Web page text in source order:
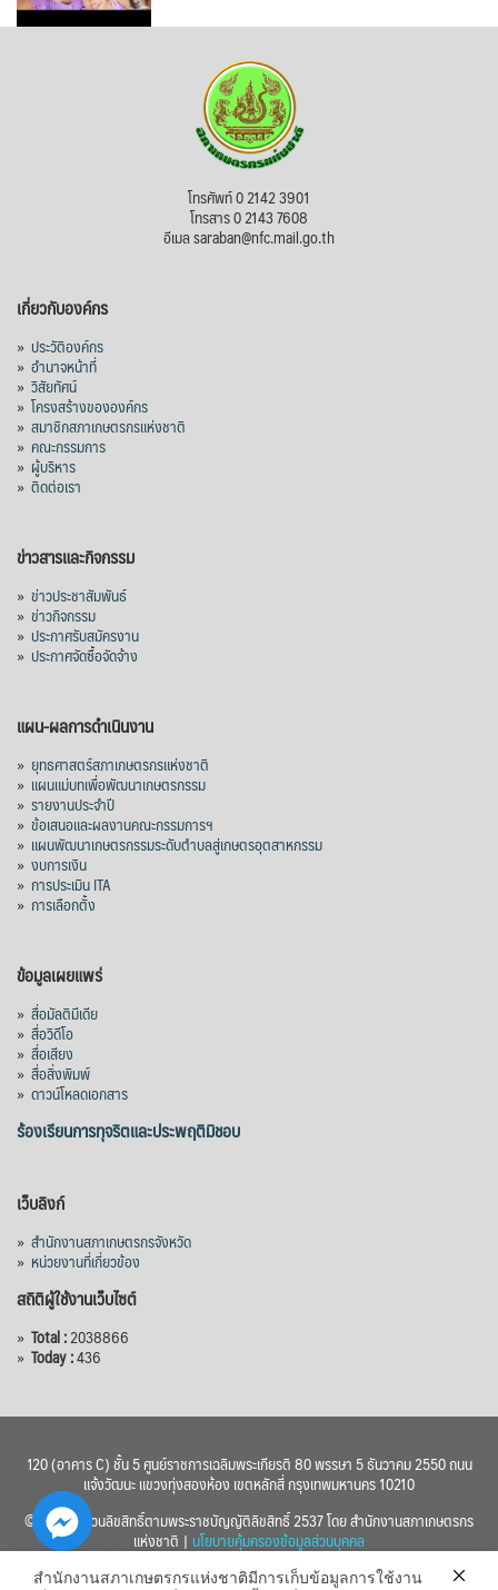
โทรศัพท์ 0 2142 3901
โทรสาร 0 2143 7608
อีเมล saraban@nfc.mail.go.th
เกี่ยวกับองค์กร
» ประวัติองค์กร
» อำนาจหน้าที่
» วิสัยทัศน์
» โครงสร้างขององค์กร
» สมาชิกสภาเกษตรกรแห่งชาติ
» คณะกรรมการ
» ผู้บริหาร
» ติดต่อเรา
ข่าวสารและกิจกรรม
» ข่าวประชาสัมพันธ์
» ข่าวกิจกรรม
» ประกาศรับสมัครงาน
» ประกาศจัดซื้อจัดจ้าง
แผน-ผลการดำเนินงาน
» ยุทธศาสตร์สภาเกษตรกรแห่งชาติ
» แผนแม่บทเพื่อพัฒนาเกษตรกรรม
» รายงานประจำปี
» ข้อเสนอและผลงานคณะกรรมการฯ
» แผนพัฒนาเกษตรกรรมระดับตำบลสู่เกษตรอุตสาหกรรม
» งบการเงิน
» การประเมิน ITA
» การเลือกตั้ง
ข้อมูลเผยแพร่
» สื่อมัลติมีเดีย
» สื่อวิดีโอ
» สื่อเสียง
» สื่อสิ่งพิมพ์
» ดาวน์โหลดเอกสาร
ร้องเรียนการทุจริตและประพฤติมิชอบ
เว็บลิงก์
» สำนักงานสภาเกษตรกรจังหวัด
» หน่วยงานที่เกี่ยวข้อง
สถิติผู้ใช้งานเว็บไซต์
» Total :2038866
» Today :436
120 (อาคาร C) ชั้น 5 ศูนย์ราชการเฉลิมพระเกียรติ 80 พรรษา 5 ธันวาคม 2550 ถนน
แจ้งวัฒนะ แขวงทุ่งสองห้อง เขตหลักสี่ กรุงเทพมหานคร 10210
© 2560 สงวนลิขสิทธิ์ตามพระราชบัญญัติลิขสิทธิ์ 2537 โดย สำนักงานสภาเกษตรกร
แห่งชาติ | นโยบายคุ้มครองข้อมูลส่วนบุคคล
สำนักงานสภาเกษตรกรแห่งชาติมีการเก็บข้อมูลการใช้งาน